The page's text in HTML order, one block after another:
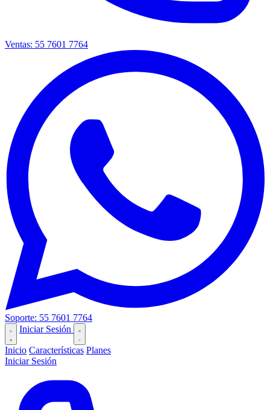
Ventas: 55 7601 7764
Soporte: 55 7601 7764
Iniciar Sesión
Inicio Características Planes
Iniciar Sesión